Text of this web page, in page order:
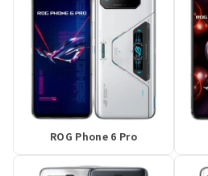
ROG Phone 6 Pro